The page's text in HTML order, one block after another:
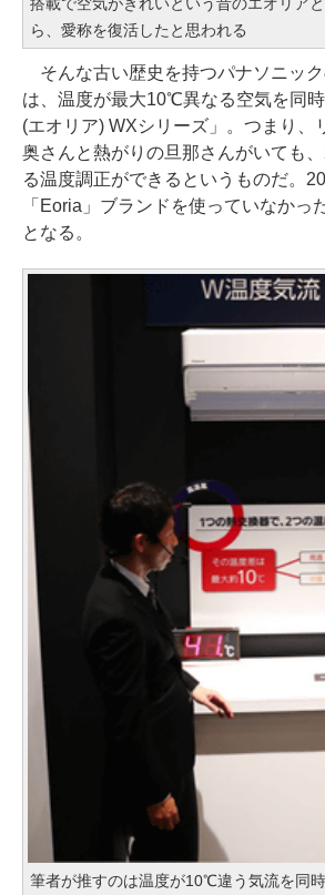
ら、愛称を復活したと思われる
そんな古い歴史を持つパナソニッ
は、温度が最大10℃異なる空気を同
(エオリア) WXシリーズ」。つまり、
奥さんと熱がりの旦那さんがいても
る温度調正ができるというものだ。
「Eoria」ブランドを使っていなかっ
となる。
筆者が推すのは温度が10℃違う気流を同時